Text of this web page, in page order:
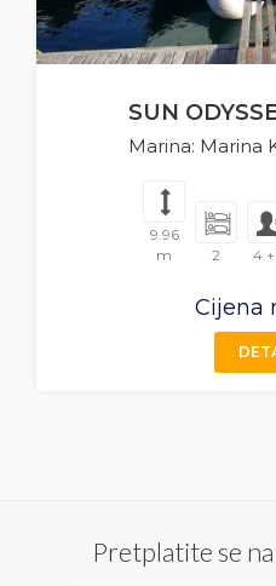
SUN
Marina: Marina
9.96
m
2 4 +
Cijena
Pretplatite se